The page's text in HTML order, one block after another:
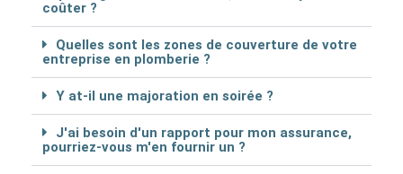
coûter ?
Quelles sont les zones de couverture de votre
entreprise en plomberie ?
Y at-il une majoration en soirée ?
J'ai besoin d'un rapport pour mon assurance,
pourriez-vous m'en fournir un ?